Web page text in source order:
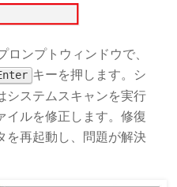
ロンプトウィンドウで、
キーを押します。シ
システムスキャンを実行
イルを修正します。修復
を再起動し、問題が解決